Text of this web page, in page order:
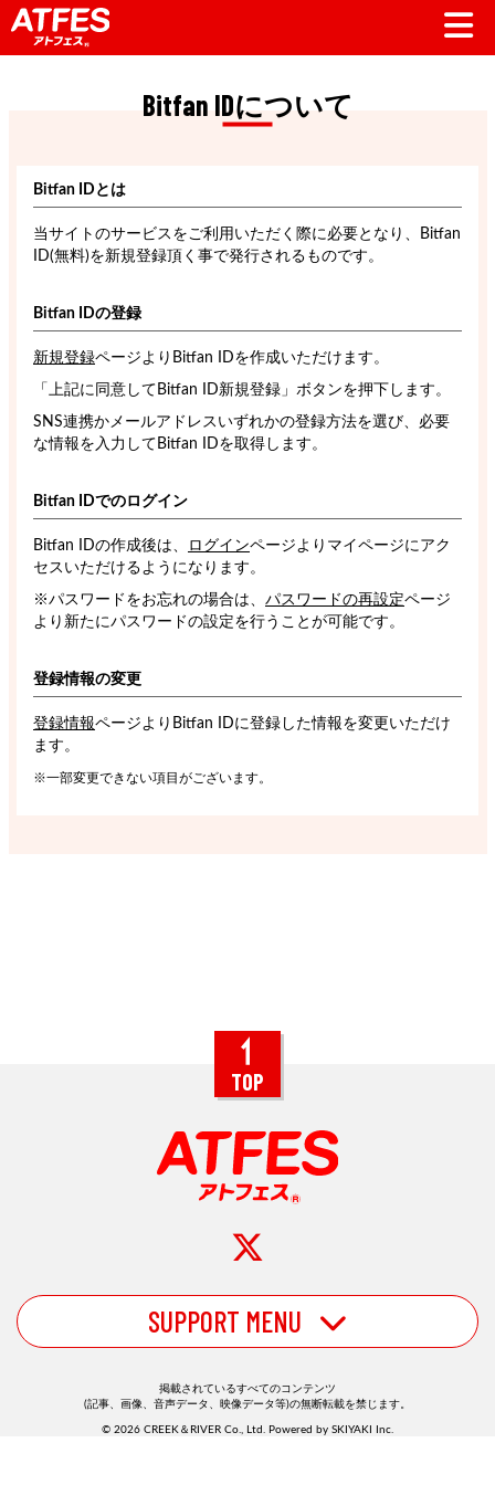
Bitfan IDについて
Bitfan IDとは
当サイトのサービスをご利用いただく際に必要となり、Bitfan
ID(無料)を新規登録頂く事で発行されるものです。
Bitfan IDの登録
新規登録ページよりBitfan IDを作成いただけます。
「上記に同意してBitfan ID新規登録」ボタンを押下します。
SNS連携かメールアドレスいずれかの登録方法を選び、必要
な情報を入力してBitfan IDを取得します。
Bitfan IDでのログイン
Bitfan IDの作成後は、 ログインページよりマイページにアク
セスいただけるようになります。
※パスワードをお忘れの場合は、 パスワードの再設定ページ
より新たにパスワードの設定を行うことが可能です。
登録情報の変更
登録情報ページよりBitfan IDに登録した情報を変更いただけ
ます。
※一部変更できない項目がございます。
TOP
SUPPORT MENU
掲載されているすべてのコンテンツ
(記事、画像、音声データ、映像データ等)の無断転載を禁じます。
© 2026 CREEK＆RIVER Co., Ltd. Powered by SKIYAKI Inc.